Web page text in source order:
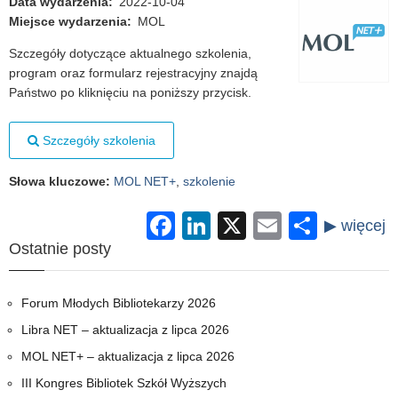
Miejsce wydarzenia
MOL
Szczegóły dotyczące aktualnego szkolenia,
program oraz formularz rejestracyjny znajdą
Państwo po kliknięciu na poniższy przycisk.
Szczegóły szkolenia
Słowa kluczowe: MOL NET+ szkolenie
Facebook
LinkedIn
X EmailShare
Ostatnie posty
Forum Młodych Bibliotekarzy 2026
Libra NET – aktualizacja z lipca 2026
MOL NET+ – aktualizacja z lipca 2026
III Kongres Bibliotek Szkół Wyższych